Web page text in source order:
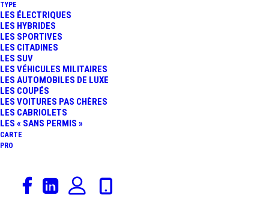
TYPE
LES ÉLECTRIQUES
LES HYBRIDES
LES SPORTIVES
LES CITADINES
LES SUV
LES VÉHICULES MILITAIRES
LES AUTOMOBILES DE LUXE
LES COUPÉS
LES VOITURES PAS CHÈRES
LES CABRIOLETS
LES « SANS PERMIS »
CARTE
PRO
Informations
Marque
Adresse
Département